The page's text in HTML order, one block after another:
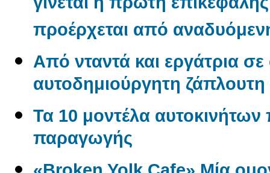
προέρχεται από
Από νταντά και εργάτρια
αυτοδημιούργητη ζάπλουτη
Τα 10 μοντέλα
παραγωγής